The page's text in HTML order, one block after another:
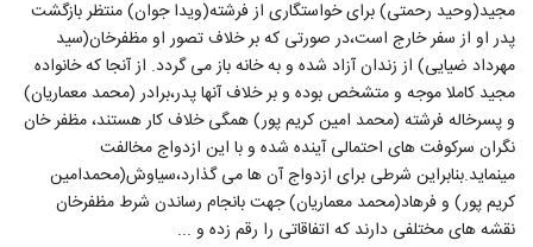
مجید(وحید رحمتی) برای خواستگاری از فرشته(ویدا جوان) منتظر بازگشت
پدر او از سفر خارج است،‌در صورتی که بر خلاف تصور او مظفرخان(سید
مهرداد ضیایی) از زندان آزاد شده و به خانه باز می گردد. از آنجا که خانواده
مجید کاملا موجه و متشخص بوده و بر خلاف آنها پدر،‌برادر (محمد معماریان)
و پسرخاله فرشته (محمد امین کریم پور) همگی خلاف کار هستند، مظفر خان
نگران سرکوفت های احتمالی آینده شده و با این ازدواج مخالفت
مینماید.بنابراین شرطی برای ازدواج آن ها می گذارد،سیاوش(محمدامین
کریم پور) و فرهاد(محمد معماریان) جهت بانجام رساندن شرط مظفرخان
نقشه های مختلفی دارند که اتفاقاتی را رقم زده و ...